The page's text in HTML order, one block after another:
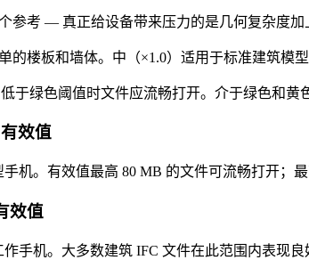
参考 — 真正给设备带来压力的是几何复杂度
的楼板和墙体。中（×1.0）适用于标准建筑模
于绿色阈值时文件应流畅打开。介于绿色和
效值
机。有效值最高 80 MB 的文件可流畅打开；最
效值
手机。大多数建筑 IFC 文件在此范围内表现良